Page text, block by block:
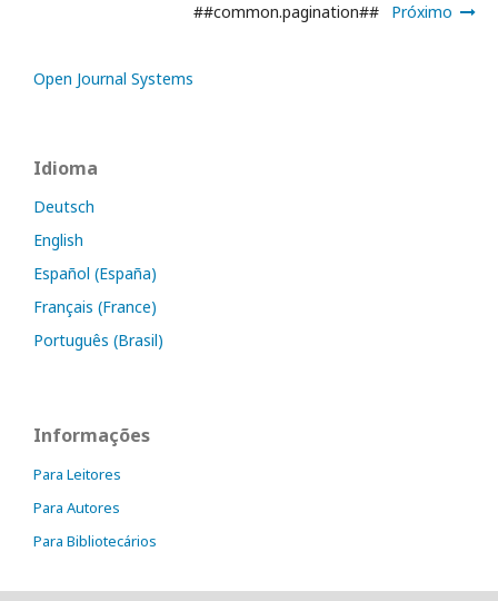
##common.pagination## Próximo
Open Journal Systems
Idioma
Deutsch
English
Español (España)
Français (France)
Português (Brasil)
Informações
Para Leitores
Para Autores
Para Bibliotecários